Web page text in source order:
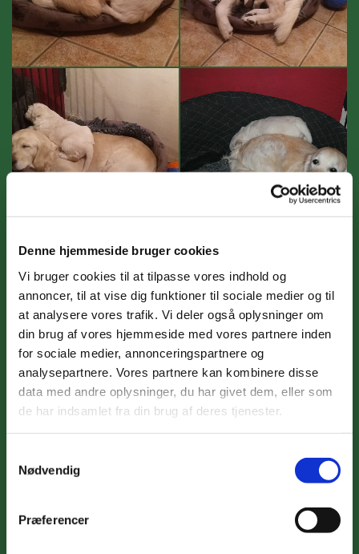
Denne hjemmeside bruger cookies
Vi bruger cookies til at tilpasse vores indhold og
annoncer, til at vise dig funktioner til sociale medier og til
at analysere vores trafik. Vi deler også oplysninger om
din brug af vores hjemmeside med vores partnere inden
for sociale medier, annonceringspartnere og
analysepartnere. Vores partnere kan kombinere disse
data med andre oplysninger, du har givet dem, eller som
de har indsamlet fra din brug af deres tjenester.
Nødvendig
Præferencer